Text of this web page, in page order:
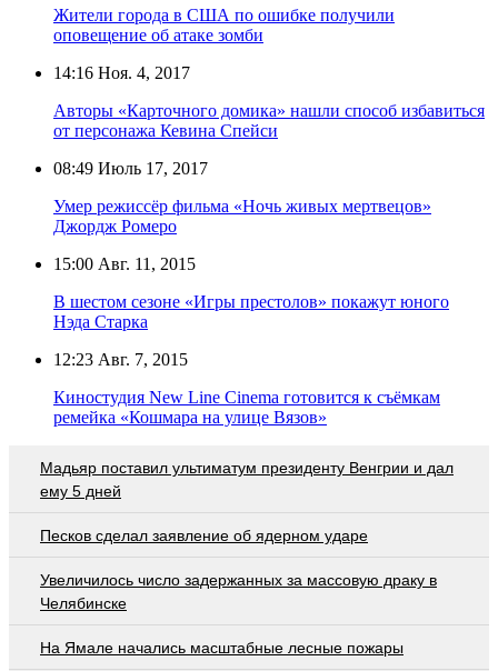
Жители города в США по ошибке получили
оповещение об атаке зомби
14:16 Ноя. 4, 2017
Авторы «Карточного домика» нашли способ избавиться
от персонажа Кевина Спейси
08:49 Июль 17, 2017
Умер режиссёр фильма «Ночь живых мертвецов»
Джордж Ромеро
15:00 Авг. 11, 2015
В шестом сезоне «Игры престолов» покажут юного
Нэда Старка
12:23 Авг. 7, 2015
Киностудия New Line Cinema готовится к съёмкам
ремейка «Кошмара на улице Вязов»
Мадьяр поставил ультиматум президенту Венгрии и дал
ему 5 дней
Песков сделал заявление об ядерном ударе
Увеличилось число задержанных за массовую драку в
Челябинске
На Ямале начались масштабные лесные пожары